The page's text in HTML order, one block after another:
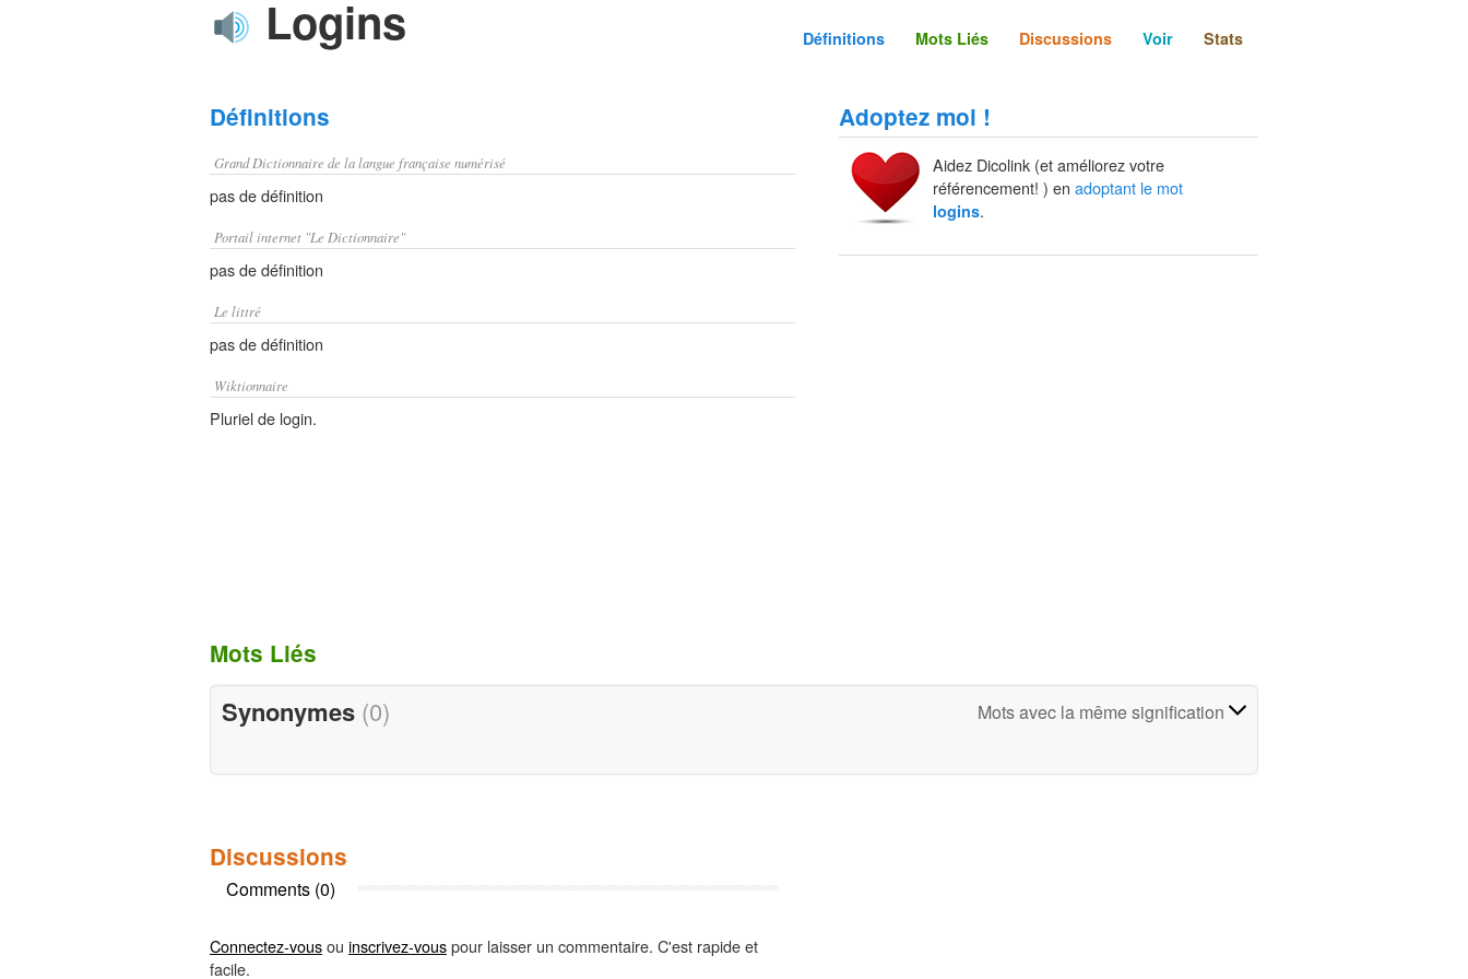
Logins Définitions Mots Liés Discussions Voir Stats
Définitions
Grand Dictionnaire de la langue française numérisé
pas de définition
Portail internet "Le Dictionnaire"
pas de définition
Le littré
pas de définition
Wiktionnaire
Pluriel de login.
Adoptez moi !
Aidez Dicolink (et améliorez votre
référencement! ) en adoptant le mot
logins.
Mots Liés
Synonymes (0) Mots avec la même signification
Discussions
Comments (0)
Connectez-vousou inscrivez-vouspour laisser un commentaire. C'est rapide et
facile.